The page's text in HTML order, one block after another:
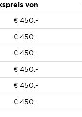
von
€ 450.-
€ 450.-
€ 450.-
€ 450.-
€ 450.-
€ 450.-